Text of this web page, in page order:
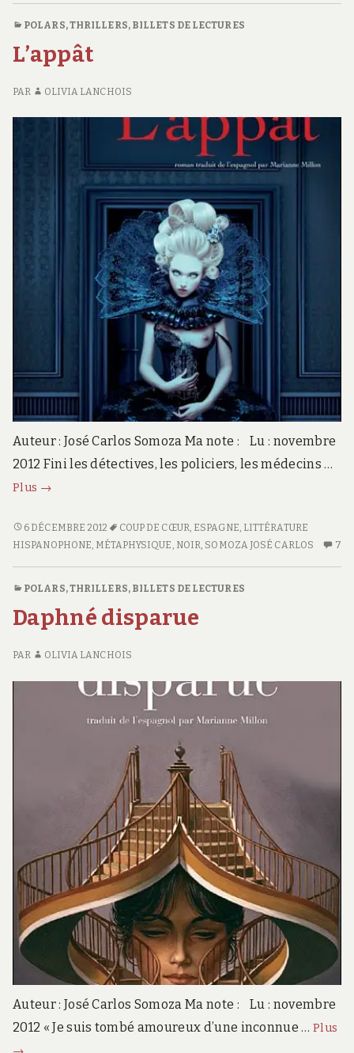
POLARS, THRILLERS, BILLETS DE LECTURES
L’appât
PAR OLIVIA LANCHOIS
Auteur : José Carlos Somoza Ma note : Lu : novembre
2012 Fini les détectives, les policiers, les médecins …
Plus L’appât
→
L’APPÂT
6 DÉCEMBRE 2012 COUP DE CŒUR, ESPAGNE, LITTÉRATURE
HISPANOPHONE, MÉTAPHYSIQUE , NOIR, SOMOZA JOSÉ CARLOS 7
POLARS, THRILLERS, BILLETS DE LECTURES
Daphné disparue
PAR OLIVIA LANCHOIS
Auteur : José Carlos Somoza Ma note : Lu : novembre
2012 « Je suis tombé amoureux d’une inconnue …Plus